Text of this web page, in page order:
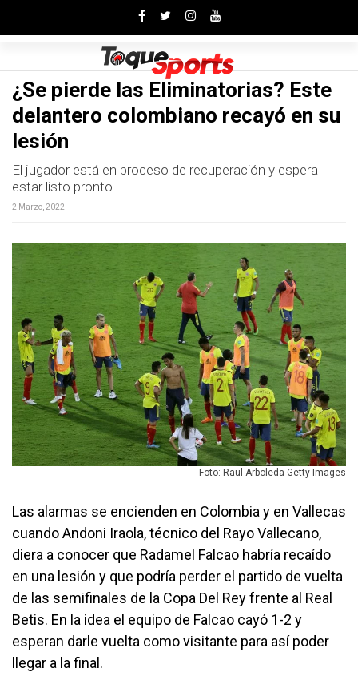
¿Se pierde las Eliminatorias? Este
delantero colombiano recayó en su
lesión
El jugador está en proceso de recuperación y espera
estar listo pronto.
2 Marzo, 2022
Foto: Raul Arboleda-Getty Images
Las alarmas se encienden en Colombia y en Vallecas
cuando Andoni Iraola, técnico del Rayo Vallecano,
diera a conocer que Radamel Falcao habría recaído
en una lesión y que podría perder el partido de vuelta
de las semifinales de la Copa Del Rey frente al Real
Betis. En la idea el equipo de Falcao cayó 1-2 y
esperan darle vuelta como visitante para así poder
llegar a la final.